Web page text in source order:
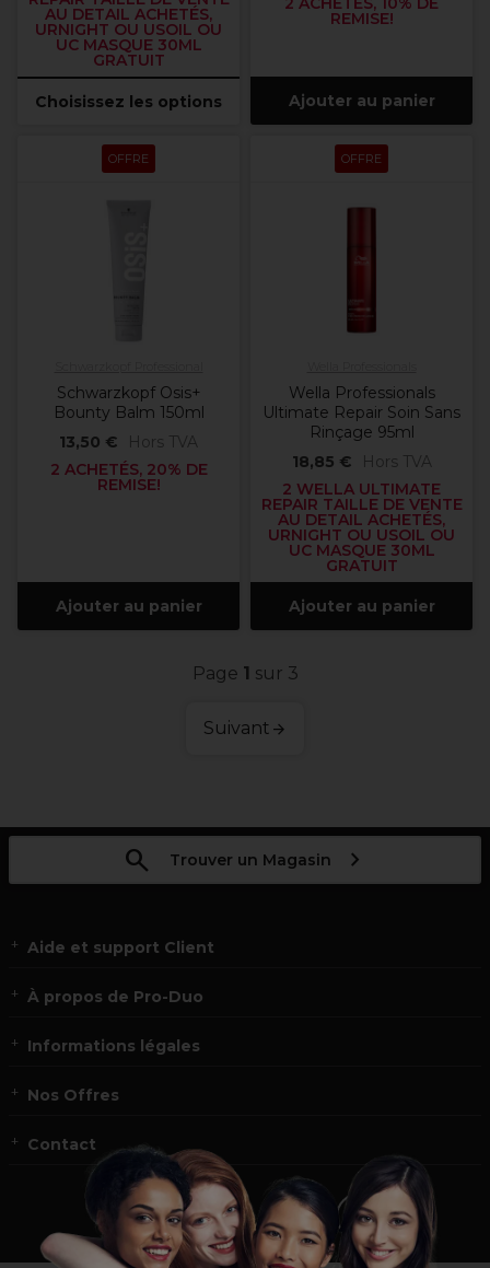
AU DETAIL ACHETÉS,
URNIGHT OU USOIL OU
UC MASQUE 30ML
GRATUIT
Choisissez les options
REMISE!
Ajouter au panier
OFFRE
Schwarzkopf Osis+
Bounty Balm 150ml
13,50 €
Hors TVA
2 ACHETÉS, 20% DE
REMISE!
Ajouter au panier
OFFRE
Wella Professionals
Ultimate Repair Soin Sans
Rinçage 95ml
18,85 €
Hors TVA
2 WELLA ULTIMATE
REPAIR TAILLE DE VENTE
AU DETAIL ACHETÉS,
URNIGHT OU USOIL OU
UC MASQUE 30ML
GRATUIT
Ajouter au panier
Page 1 sur 3
Suivant
Trouver un Magasin
Aide et support Client
À propos de Pro-Duo
Informations légales
Nos Offres
Contact